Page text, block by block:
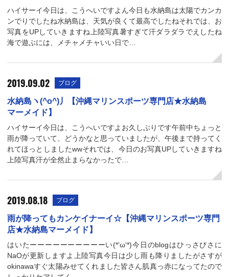
ハイサーイ今日は、こうへいですよん今日も水納島は太陽でカンカ
ンでりでしたね水納島は、天気が良くて最高でしたねそれでは、お
写真をUPしていきますね上陸写真暑すぎて汗ダラダラでえしたね
海で遊ぶには、メチャメチャいい日で…
2019.09.02 ブログ
水納島ヽ(^o^)丿【沖縄マリンスポーツ専門店★水納島
マーメイド】
ハイサーイ今日は、こうへいですよお久しぶりです午前中ちょっと
雨が降っていて、どうかなと思っていましたが、午後まで持ってく
れてほっとしましたwwそれでは、今日のお写真UPしていきますね
上陸写真汗が全然止まらなかったで…
2019.08.18 ブログ
雨が降ってもカンケイナーイ☆【沖縄マリンスポーツ専門
店★水納島マーメイド】
はいたーーーーーーーーーーい(*‘ω‘*)今日のblogはひっさびさに
NaOが更新しますよ上陸写真今日は少し雨も降りましたがさすが
okinawaすぐ太陽みせてくれました皆さん肌真っ赤になってたので